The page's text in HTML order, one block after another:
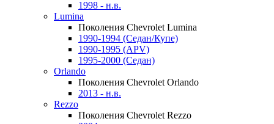
1998 - н.в.
Lumina
Поколения Chevrolet Lumina
1990-1994 (Седан/Купе)
1990-1995 (APV)
1995-2000 (Седан)
Orlando
Поколения Chevrolet Orlando
2013 - н.в.
Rezzo
Поколения Chevrolet Rezzo